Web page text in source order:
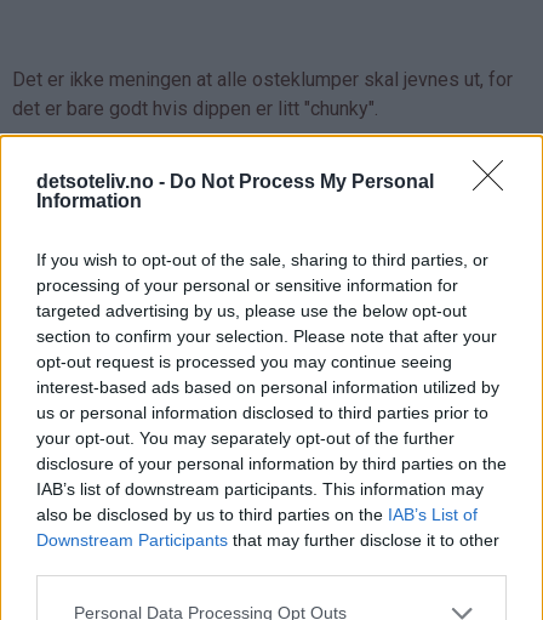
detsoteliv.no - Do Not Process My Personal
Information
If you wish to opt-out of the sale, sharing to third parties, or
processing of your personal or sensitive information for
targeted advertising by us, please use the below opt-out
section to confirm your selection. Please note that after your
opt-out request is processed you may continue seeing
interest-based ads based on personal information utilized by
us or personal information disclosed to third parties prior to
your opt-out. You may separately opt-out of the further
disclosure of your personal information by third parties on the
IAB’s list of downstream participants. This information may
also be disclosed by us to third parties on the IAB’s List of
Downstream Participants that may further disclose it to other
Personal Data Processing Opt Outs
Det er ikke meningen at alle osteklumper skal jevnes ut, for
det er bare godt hvis dippen er litt "chunky".
Press saften av en halv sitron og bland inn i dippen. Smak til
med litt hvitvinseddik, salt og pepper.
på toppen som pynt.